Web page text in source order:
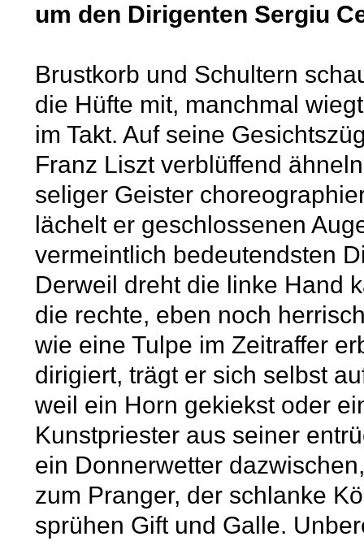
um den Dirigenten Sergiu
Brustkorb und Schultern
die Hüfte mit, manchmal
im Takt. Auf seine
Franz Liszt verblüffend
seliger Geister
lächelt er geschlossenen
vermeintlich bedeutendsten
Derweil dreht die linke Hand
die rechte, eben noch
wie eine Tulpe im Zeitraffer
dirigiert, trägt er sich selbst
weil ein Horn gekiekst oder
Kunstpriester aus seiner
ein Donnerwetter
zum Pranger, der schlanke
sprühen Gift und Galle.